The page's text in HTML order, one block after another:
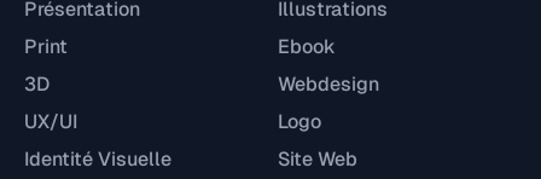
Présentation
Illustrations
Print
Ebook
3D
Webdesign
UX/UI
Logo
Identité Visuelle
Site Web